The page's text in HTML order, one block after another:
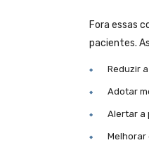
Fora essas
pacientes.
Reduzir
Adotar
Alertar a
Melhorar